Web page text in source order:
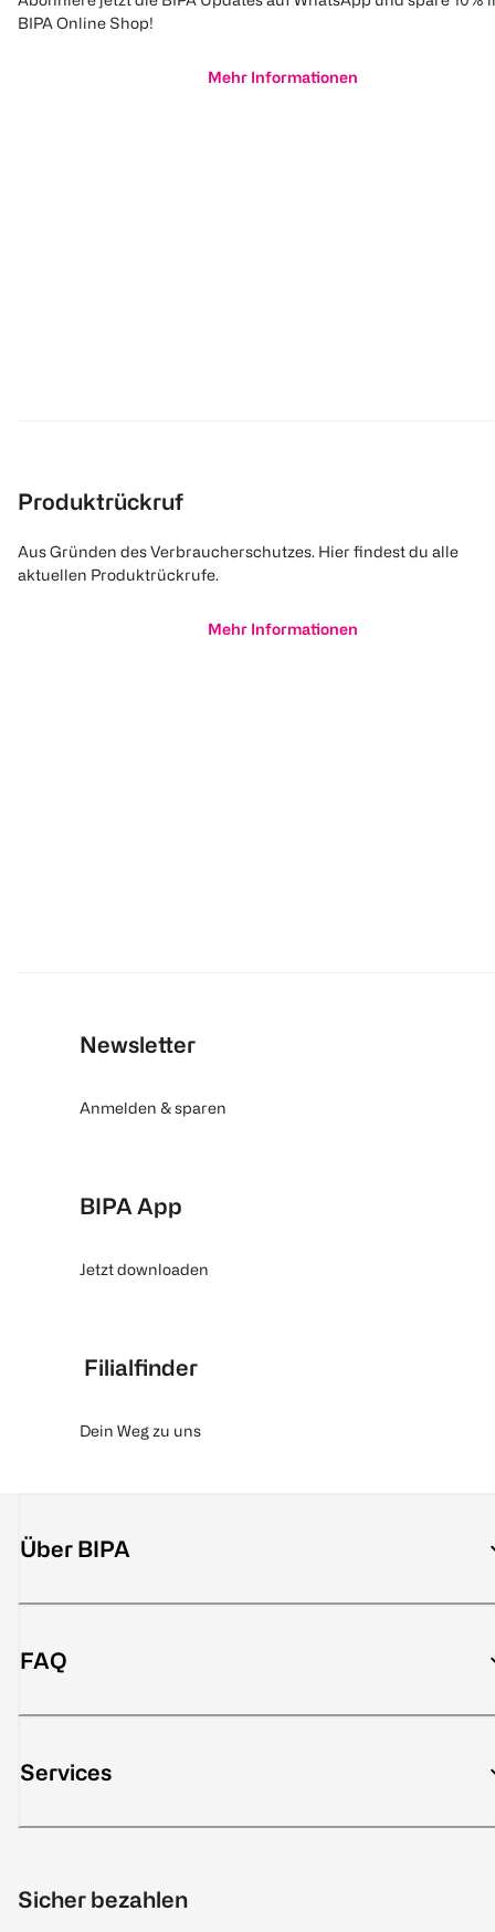
BIPA Online Shop!
Mehr Informationen
Produktrückruf
Aus Gründen des Verbraucherschutzes. Hier findest du alle
aktuellen Produktrückrufe.
Mehr Informationen
Newsletter
Anmelden & sparen
BIPA App
Jetzt downloaden
Filialfinder
Dein Weg zu uns
Über BIPA
FAQ
Services
Sicher bezahlen